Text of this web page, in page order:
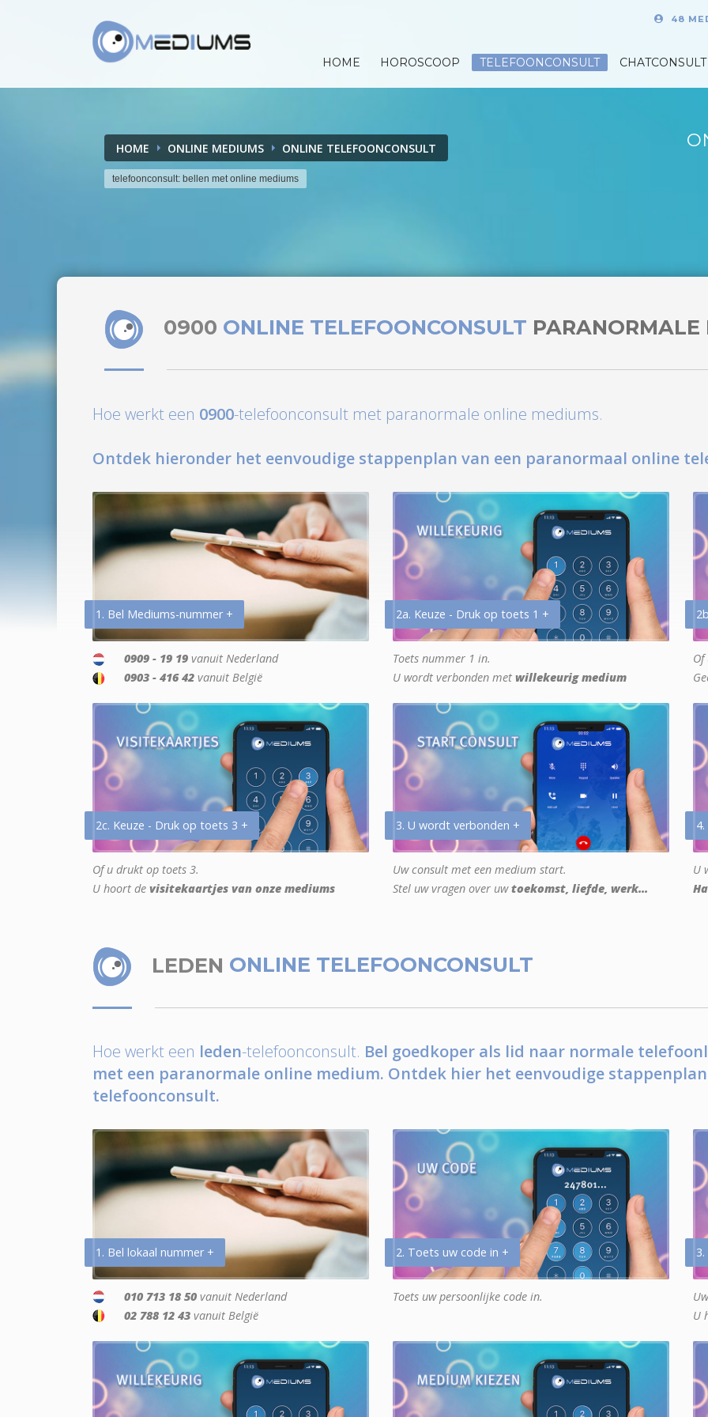
48
HOME HOROSCOOP TELEFOONCONSULT CHATCONSULT
HOME ONLINE MEDIUMS ONLINE TELEFOONCONSULT
telefoonconsult: bellen met online mediums
0900 ONLINE TELEFOONCONSULT PARANORMALE
Hoe werkt een 0900-telefoonconsult met paranormale online mediums.
Ontdek hieronder het eenvoudige stappenplan van een paranormaal online
1. Bel Mediums-nummer +
0909 - 19 19 vanuit Nederland
0903 - 416 42 vanuit België
2a. Keuze - Druk op toets 1 +
Toets nummer 1 in.
U wordt verbonden met willekeurig medium
2c. Keuze - Druk op toets 3 +
Of u drukt op toets 3.
U hoort de visitekaartjes van onze mediums
3. U wordt verbonden +
Uw consult met een medium start.
Stel uw vragen over uwtoekomst, liefde, werk...
U
LEDEN ONLINE TELEFOONCONSULT
Hoe werkt een leden-telefoonconsult. Bel goedkoper als lid naar normale
met een paranormale online medium. Ontdek hier het eenvoudige
telefoonconsult.
1. Bel lokaal nummer +
010 713 18 50 vanuit Nederland
02 788 12 43 vanuit België
2. Toets uw code in +
Toets uw persoonlijke code in.
U